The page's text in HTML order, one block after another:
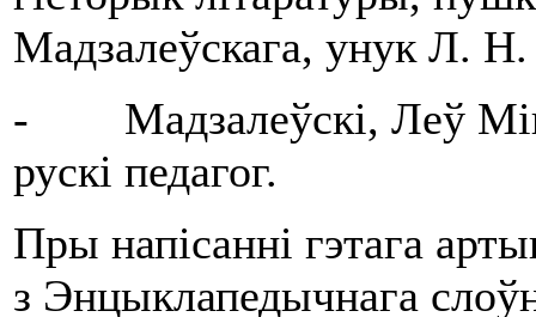
Мадзалеўскага, унук Л. Н.
- Мадзалеўскі, Леў
рускі педагог.
Пры напісанні гэтага
з Энцыклапедычнага